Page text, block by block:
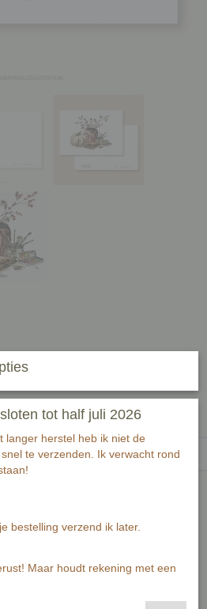
kaart (zwart fineliner) voor
tot half juli 2026
langer herstel heb ik niet de
te verzenden. Ik verwacht rond
bestelling verzend ik later.
Maar houdt rekening met een